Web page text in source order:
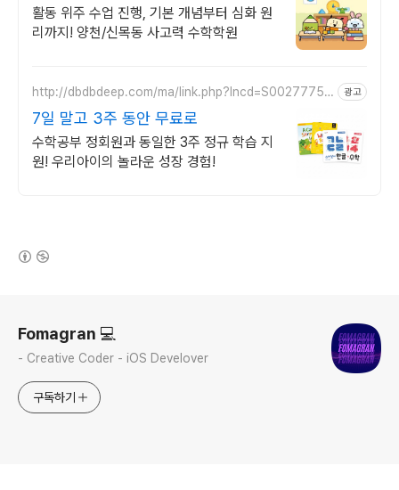
부터 문제해결력까지
활동 위주 수업 진행, 기본 개념부터 심화 원
리까지! 양천/신목동 사고력 수학학원
http://dbdbdeep.com/ma/link.php?lncd=S00277758
광고
7일 말고 3주 동안 무료로
수학공부 정회원과 동일한 3주 정규 학습 지
원! 우리아이의 놀라운 성장 경험!
Fomagran 💻
- Creative Coder - iOS Develover
구독하기